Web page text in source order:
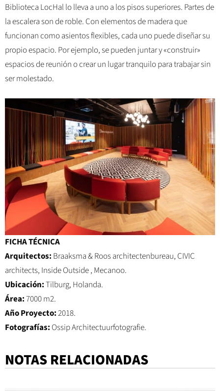
Biblioteca LocHal lo lleva a uno a los pisos superiores. Partes de
la escalera son de roble. Con elementos de madera que
funcionan como asientos flexibles, cada uno puede diseñar su
propio espacio. Por ejemplo, se pueden juntar y «construir»
espacios de reunión o crear un lugar tranquilo para trabajar sin
ser molestado.
FICHA TÉCNICA
Arquitectos: Braaksma & Roos architectenbureau, CIVIC
architects, Inside Outside , Mecanoo.
Ubicación:Tilburg, Holanda.
Área:7000 m2.
Año Proyecto:2018.
Fotografías: Ossip Architectuurfotografie.
NOTAS RELACIONADAS